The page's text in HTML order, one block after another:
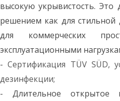
высокую укрывистость. Это
решением как для
для коммерческих
эксплуатационными
-Сертификация TÜV SÜD,
дезинфекции;
- Длительное открытое